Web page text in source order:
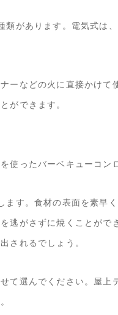
があります。電気式は
ーなどの火に直接かけて
ができます。
使ったバーベキューコン
す。食材の表面を素早
逃がさずに焼くことがで
されるでしょう。
て選んでください。屋上